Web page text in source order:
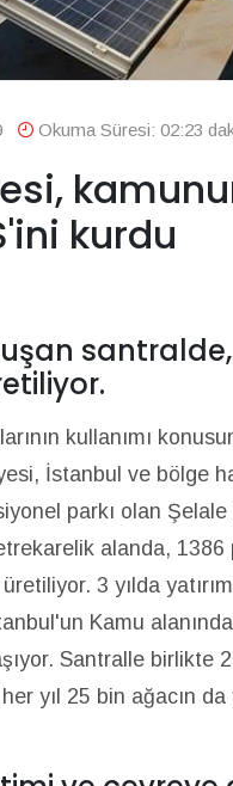
Okuma Süresi: 02:23
kurdu
kullanımı
İstanbul ve bölge
parkı olan
alanda,
3 yılda
Kamu
Santralle birlikte
yıl 25 bin ağacın